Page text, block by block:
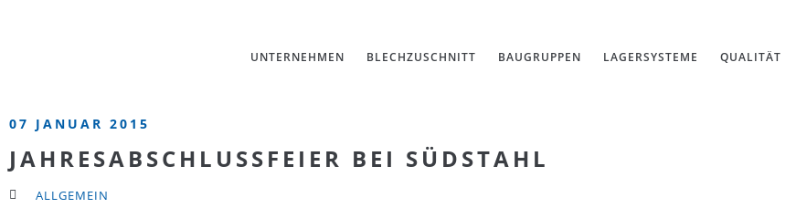
UNTERNEHMEN BLECHZUSCHNITT BAUGRUPPEN LAGERSYSTEME QUALITÄT
07 JANUAR 2015
JAHRESABSCHLUSSFEIER BEI SÜDSTAHL
ALLGEMEIN